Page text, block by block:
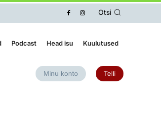
Otsi
Podcast Head isu Kuulutused
Minu konto Telli